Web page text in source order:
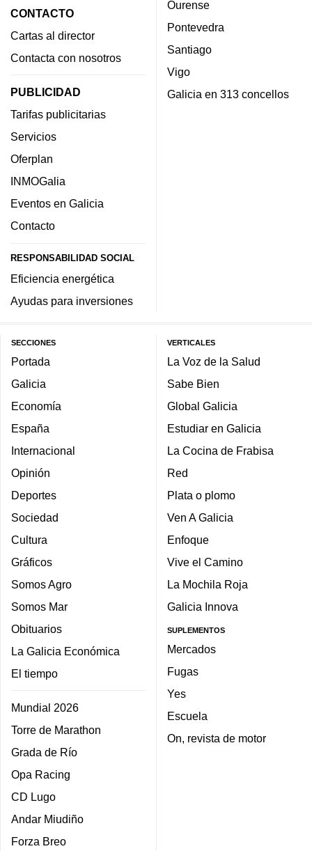
CONTACTO
Cartas al director
Contacta con nosotros
PUBLICIDAD
Tarifas publicitarias
Servicios
Oferplan
INMOGalia
Eventos en Galicia
Contacto
RESPONSABILIDAD SOCIAL
Eficiencia energética
Ayudas para inversiones
Ourense
Pontevedra
Santiago
Vigo
Galicia en 313 concellos
SECCIONES
Portada
Galicia
Economía
España
Internacional
Opinión
Deportes
Sociedad
Cultura
Gráficos
Somos Agro
Somos Mar
Obituarios
La Galicia Económica
El tiempo
Mundial 2026
Torre de Marathon
Grada de Río
Opa Racing
CD Lugo
Andar Miudiño
Forza Breo
VERTICALES
La Voz de la Salud
Sabe Bien
Global Galicia
Estudiar en Galicia
La Cocina de Frabisa
Red
Plata o plomo
Ven A Galicia
Enfoque
Vive el Camino
La Mochila Roja
Galicia Innova
SUPLEMENTOS
Mercados
Fugas
Yes
Escuela
On, revista de motor